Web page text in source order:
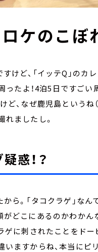
ロケのこぼ
けど、「イッテQ」のカ
周ったよ！4泊5日ですご
ど、なぜ鹿児島というね
ましたし。
惑！？
ら。「タコクラゲ」なん
どこにあるのかわかん
ゲに刺されたことをド
ますからね、本当にピ